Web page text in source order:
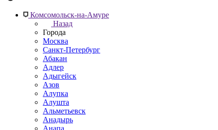
Комсомольск-на-Амуре
Назад
Города
Москва
Санкт-Петербург
Абакан
Адлер
Адыгейск
Азов
Алупка
Алушта
Альметьевск
Анадырь
Анапа